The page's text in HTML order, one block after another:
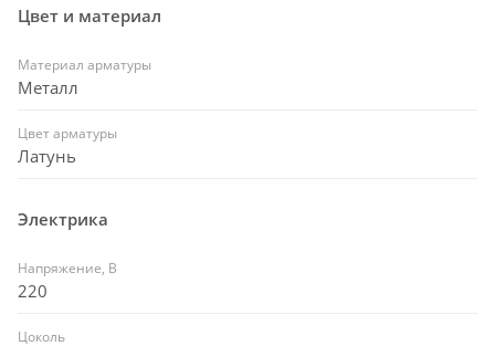
Цвет и материал
Материал арматуры
Металл
Цвет арматуры
Латунь
Электрика
Напряжение, В
220
Цоколь